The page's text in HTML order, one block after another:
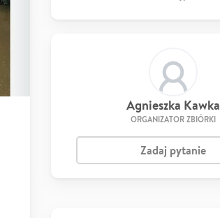
Agnieszka Kawka
ORGANIZATOR ZBIÓRKI
Zadaj pytanie